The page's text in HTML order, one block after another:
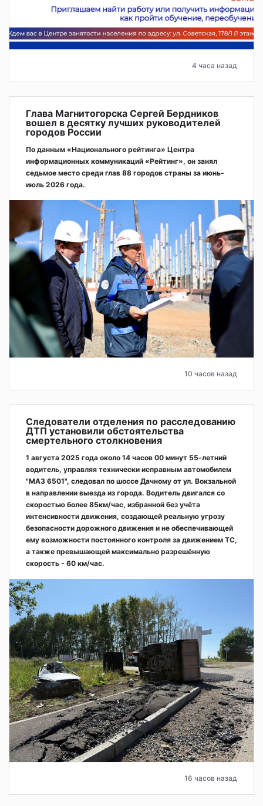
4 часа назад
Глава Магнитогорска Сергей Бердников
вошел в десятку лучших руководителей
городов России
По данным «Национального рейтинга» Центра
информационных коммуникаций «Рейтинг», он занял
седьмое место среди глав 88 городов страны за июнь-
июль 2026 года.
10 часов назад
Следователи отделения по расследованию
ДТП установили обстоятельства
смертельного столкновения
1 августа 2025 года около 14 часов 00 минут 55-летний
водитель, управляя технически исправным автомобилем
"МАЗ 6501", следовал по шоссе Дачному от ул. Вокзальной
в направлении выезда из города. Водитель двигался со
скоростью более 85км/час, избранной без учёта
интенсивности движения, создающей реальную угрозу
безопасности дорожного движения и не обеспечивающей
ему возможности постоянного контроля за движением ТС,
а также превышающей максимально разрешённую
скорость - 60 км/час.
16 часов назад